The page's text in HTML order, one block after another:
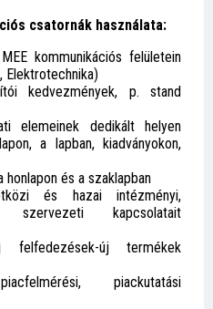
csatornák használata:
kommunikációs felületein
Elektrotechnika)
kedvezmények, p. stand
elemeinek dedikált helyen
a lapban, kiadványokon,
és a szaklapban
és hazai intézményi,
szervezeti kapcsolatait
felfedezések-új termékek
piackutatási